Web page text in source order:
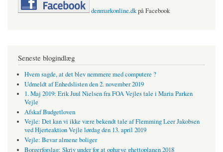
denmarkonline.dkpå Facebook
Seneste blogindlæg
Hvem sagde, at det blev nemmere med computere ?
Udmeldt af Enhedslisten den 2. november 2019
1. Maj 2019: Erik Juul Nielsen fra FOA Vejles tale i Maria Parken
Vejle
Afskaf Budgetloven
Vejle: Det kan vi ikke være bekendt tale af Flemming Leer Jakobsen
ved Hjerteaktion Vejle lørdag den 13. april 2019
Vejle: Bevar almene boliger
Borgerforslag: Skriv under for at ophæve ghettoplanen 2018